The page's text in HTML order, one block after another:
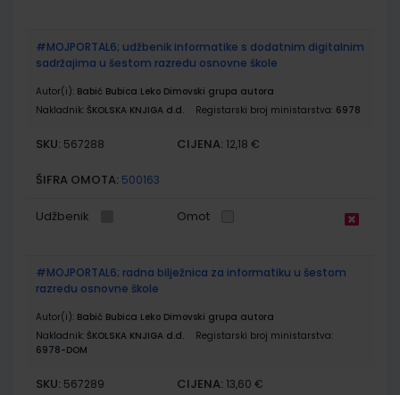
#MOJPORTAL6; udžbenik informatike s dodatnim digitalnim
sadržajima u šestom razredu osnovne škole
Autor(i): Babić Bubica Leko Dimovski grupa autora
Nakladnik: ŠKOLSKA KNJIGA d.d. Registarski broj ministarstva: 6978
SKU: 567288 CIJENA: 12,18 €
ŠIFRA OMOTA: 500163
Udžbenik Omot
#MOJPORTAL6; radna bilježnica za informatiku u šestom
razredu osnovne škole
Autor(i): Babić Bubica Leko Dimovski grupa autora
Nakladnik: ŠKOLSKA KNJIGA d.d.
Registarski broj ministarstva:
6978-DOM
SKU: 567289 CIJENA: 13,60 €